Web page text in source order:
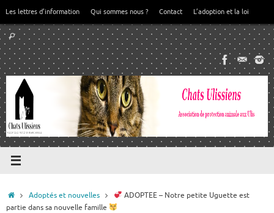
contenu
Les lettres d’information Qui sommes nous ? Contact L’adoption et la loi
Recherche
pour
:
Rechercher
Accueil
Adoptés et nouvelles
ADOPTEE – Notre petite Uguette est
partie dans sa nouvelle famille